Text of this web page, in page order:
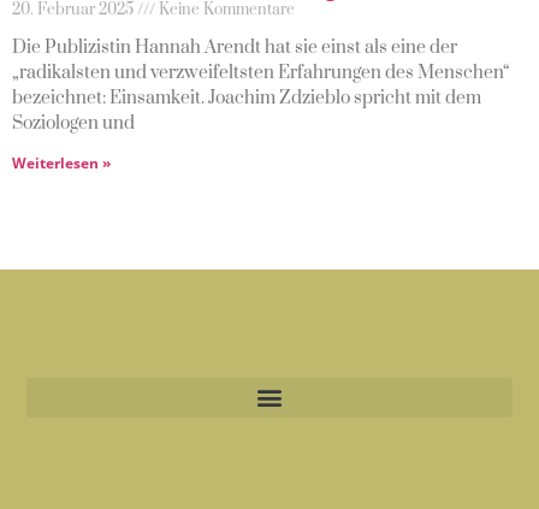
20. Februar 2025 Keine Kommentare
Die Publizistin Hannah Arendt hat sie einst als eine der
„radikalsten und verzweifeltsten Erfahrungen des Menschen“
bezeichnet: Einsamkeit. Joachim Zdzieblo spricht mit dem
Soziologen und
Weiterlesen »